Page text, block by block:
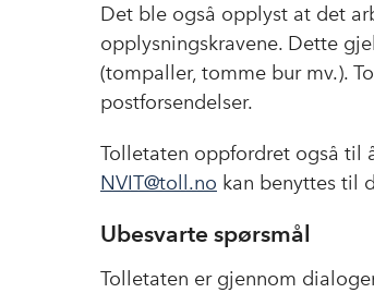
Det ble også opplyst at det
opplysningskravene. Dette
(tompaller, tomme bur mv.).
postforsendelser.
Tolletaten oppfordret også til
NVIT@toll.no kan benyttes til
Ubesvarte spørsmål
Tolletaten er gjennom